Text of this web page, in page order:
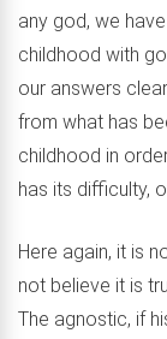
any god, we
childhood with
our answers
from what has
childhood in
has its difficulty,
Here again, it is
not believe it is
The agnostic, if